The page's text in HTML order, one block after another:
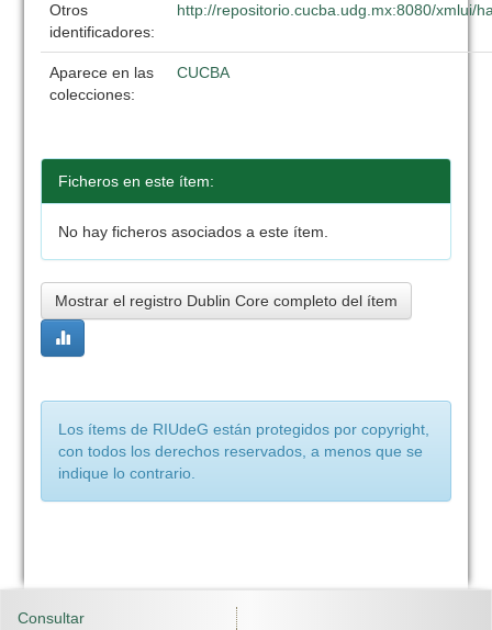
Otros
identificadores:
http://repositorio.cucba.udg.mx:8080/xmlui/
Aparece en las
colecciones:
CUCBA
Ficheros en este ítem:
No hay ficheros asociados a este ítem.
Mostrar el registro Dublin Core completo del ítem
Los ítems de RIUdeG están protegidos por copyright,
con todos los derechos reservados, a menos que se
indique lo contrario.
Consultar